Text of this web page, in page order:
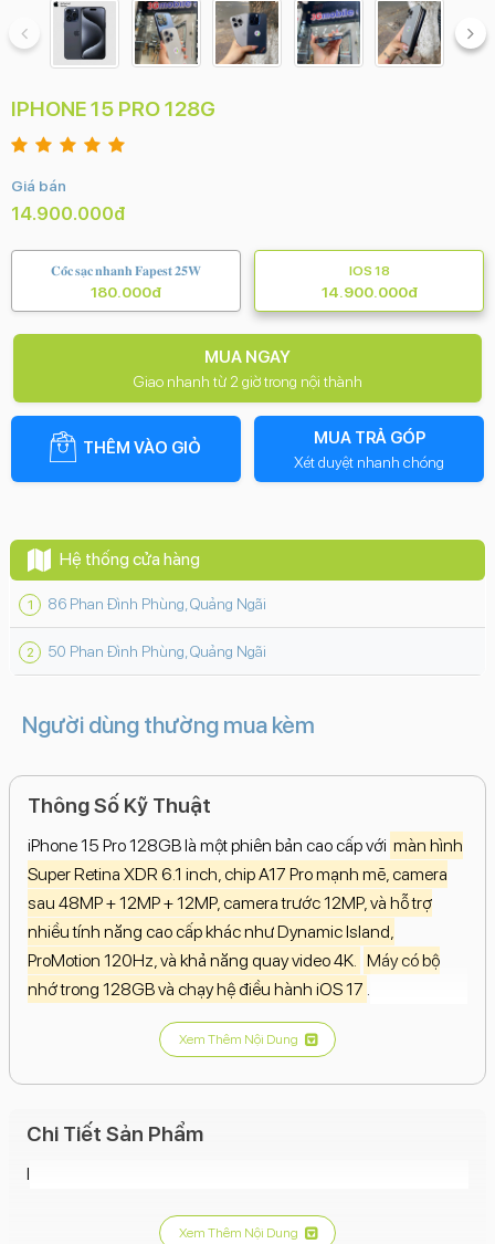
IPHONE 15 PRO 128G
Giá bán
14.900.000đ
𝐂𝐨̂́𝐜 𝐬𝐚̣𝐜 𝐧𝐡𝐚𝐧𝐡 𝐅𝐚𝐩𝐞𝐬𝐭 𝟐𝟓𝐖
180.000đ
IOS 18
14.900.000đ
MUA NGAY
Giao nhanh từ 2 giờ trong nội thành
THÊM VÀO GIỎ
MUA TRẢ GÓP
Xét duyệt nhanh chóng
Hệ thống cửa hàng
86 Phan Đình Phùng, Quảng Ngãi
50 Phan Đình Phùng, Quảng Ngãi
Người dùng thường mua kèm
Chi Tiết Sản Phẩm
I
Xem Thêm Nội Dung
Thông Số Kỹ Thuật
iPhone 15 Pro 128GB là một phiên bản cao cấp với màn hình
Super Retina XDR 6.1 inch, chip A17 Pro mạnh mẽ, camera
sau 48MP + 12MP + 12MP, camera trước 12MP, và hỗ trợ
nhiều tính năng cao cấp khác như Dynamic Island,
ProMotion 120Hz, và khả năng quay video 4K. Máy có bộ
nhớ trong 128GB và chạy hệ điều hành iOS 17 .
Xem Thêm Nội Dung